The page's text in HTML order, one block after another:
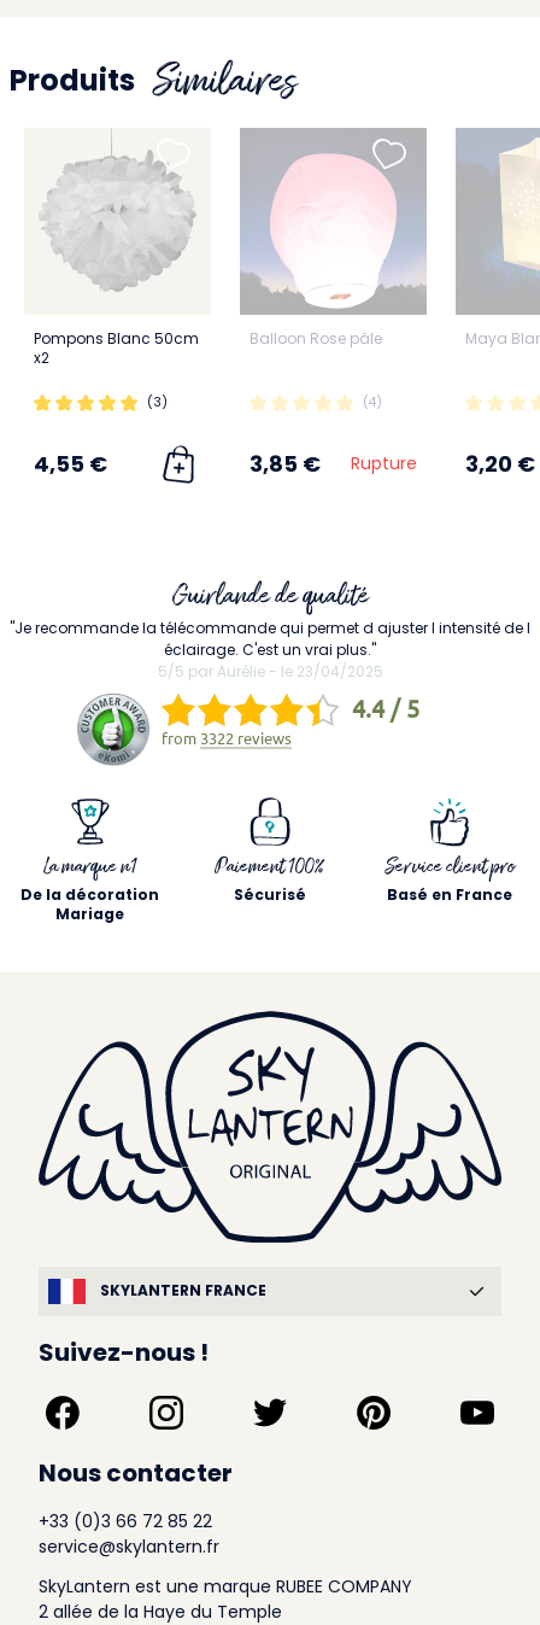
Produits Similaires
Pompons Blanc 50cm
x2
(3)
4,55 €
Balloon Rose pâle
(4)
3,85 € Rupture
Maya
3,20 €
La marque n1
De la décoration
Mariage
Paiement 100%
Sécurisé
Service client pro
Basé en France
Guirlande de qualité
"Je recommande la télécommande qui permet d ajuster l intensité de l
éclairage. C'est un vrai plus."
5/5 par Aurélie - le 23/04/2025
4.4 / 5
from 3322 reviews
SKYLANTERN FRANCE
Suivez-nous !
Nous contacter
+33 (0)3 66 72 85 22
service@skylantern.fr
SkyLantern est une marque RUBEE COMPANY
2 allée de la Haye du Temple